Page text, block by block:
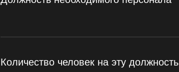
Количество человек на эту должность